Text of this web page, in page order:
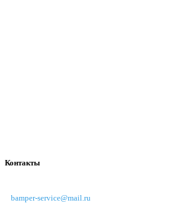
Контакты
bamper-service@mail.ru